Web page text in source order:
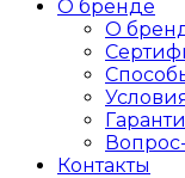
О бренде
О
Контакты